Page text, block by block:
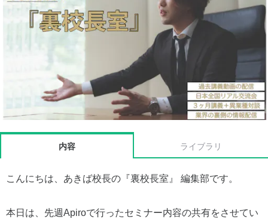
内容 ライブラリ
こんにちは、あきば校長の『裏校長室』 編集部です。
本日は、先週Apiroで行ったセミナー内容の共有をさせてい